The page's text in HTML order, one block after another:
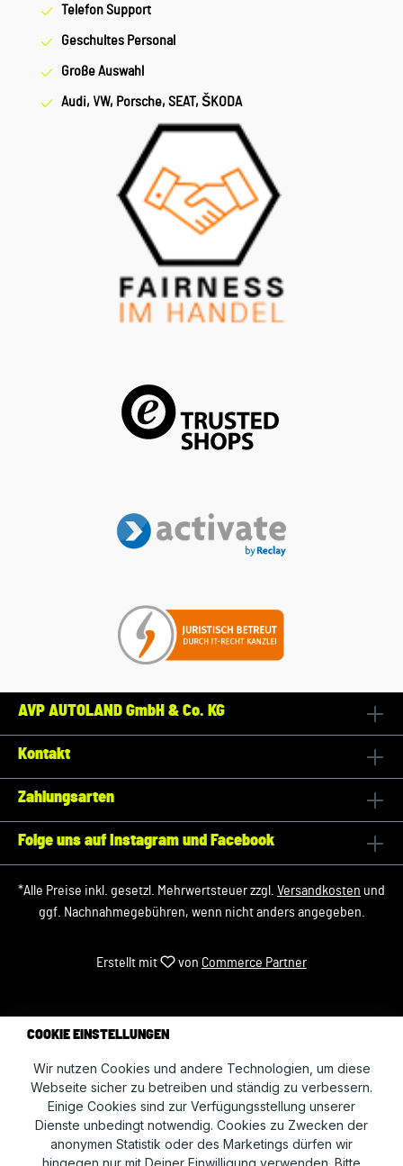
Telefon Support
Geschultes Personal
Große Auswahl
Audi, VW, Porsche, SEAT, ŠKODA
AVP AUTOLAND GmbH & Co. KG
Kontakt
Zahlungsarten
Folge uns auf Instagram und Facebook
*Alle Preise inkl. gesetzl. Mehrwertsteuer zzgl. Versandkosten und
ggf. Nachnahmegebühren, wenn nicht anders angegeben.
Erstellt mit von Commerce Partner
COOKIE EINSTELLUNGEN
Wir nutzen Cookies und andere Technologien, um diese
Webseite sicher zu betreiben und ständig zu verbessern.
Einige Cookies sind zur Verfügungsstellung unserer
Dienste unbedingt notwendig. Cookies zu Zwecken der
anonymen Statistik oder des Marketings dürfen wir
hingegen nur mit Deiner Einwilligung verwenden. Bitte